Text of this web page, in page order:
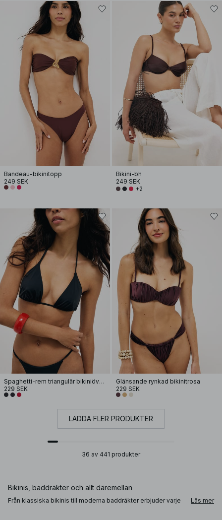
Bandeau-bikinitopp
249 SEK
Bikini-bh
249 SEK
+2
Spaghetti-rem triangulär bikiniöverdel
229 SEK
Glänsande rynkad bikinitrosa
229 SEK
LADDA FLER PRODUKTER
36 av 441 produkter
Bikinis, baddräkter och allt däremellan
Från klassiska bikinis till moderna baddräkter erbjuder varje
Läs mer